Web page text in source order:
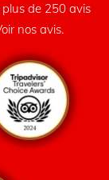
de 250 avis
nos avis.